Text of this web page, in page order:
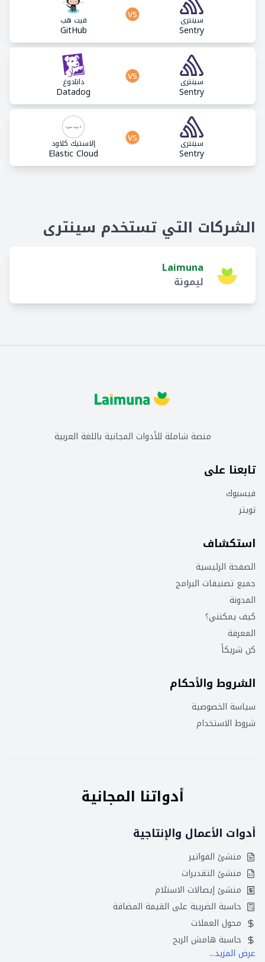
سينترى
Sentry
قيت هب
GitHub
vs
سينترى
Sentry
داتادوغ
Datadog
vs
سينترى
Sentry
إلاستيك كلاود
Elastic Cloud
vs
الشركات التي تستخدم سينترى
Laimuna
ليمونة
منصة شاملة للأدوات المجانية باللغة العربية
تابعنا على
فيسبوك
تويتر
استكشاف
الصفحة الرئيسية
جميع تصنيفات البرامج
المدونة
كيف يمكنني؟
المعرفة
كن شريكاً
الشروط والأحكام
سياسة الخصوصية
شروط الاستخدام
أدواتنا المجانية
أدوات الأعمال والإنتاجية
منشئ الفواتير
منشئ التقديرات
منشئ إيصالات الاستلام
حاسبة الضريبة على القيمة المضافة
محول العملات
حاسبة هامش الربح
عرض المزيد...